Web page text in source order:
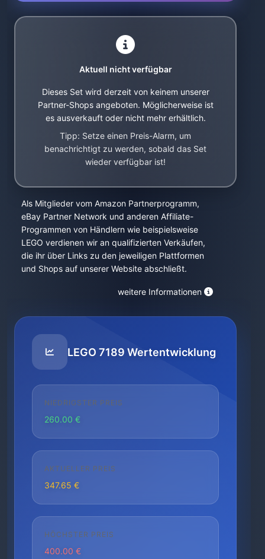
Aktuell nicht verfügbar
Dieses Set wird derzeit von keinem unserer
Partner-Shops angeboten. Möglicherweise ist
es ausverkauft oder nicht mehr erhältlich.
Tipp: Setze einen Preis-Alarm, um
benachrichtigt zu werden, sobald das Set
wieder verfügbar ist!
Als Mitglieder vom Amazon Partnerprogramm,
eBay Partner Network und anderen Affiliate-
Programmen von Händlern wie beispielsweise
LEGO verdienen wir an qualifizierten Verkäufen,
die ihr über Links zu den jeweiligen Plattformen
und Shops auf unserer Website abschließt.
weitere Informationen
LEGO 7189 Wertentwicklung
NIEDRIGSTER PREIS
260.00 €
AKTUELLER PREIS
347.65 €
HÖCHSTER PREIS
400.00 €